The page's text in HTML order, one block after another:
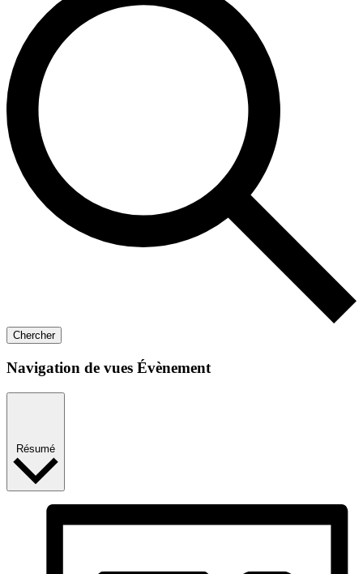
Chercher
Navigation de vues Évènement
Résumé